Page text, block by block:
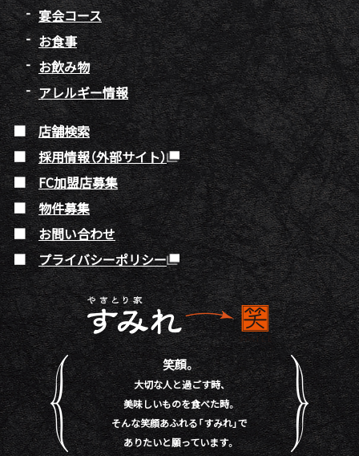
宴会コース
お食事
お飲み物
アレルギー情報
店舗検索
採用情報（外部サイト）
FC加盟店募集
物件募集
お問い合わせ
プライバシーポリシー
笑顔。
大切な人と過ごす時、
美味しいものを食べた時。
そんな笑顔あふれる「すみれ」で
ありたいと願っています。